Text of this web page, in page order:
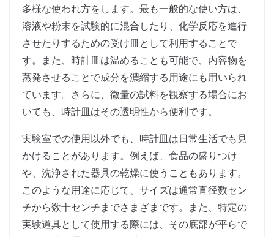
多様な使われ方をします。最も一般的な使い方は、
溶液や粉末を試験的に混合したり、化学反応を進行
させたりするための受け皿として利用することで
す。また、時計皿は温めることも可能で、内容物を
蒸発させることで成分を濃縮する用途にも用いられ
ています。さらに、微量の試料を観察する場合にお
いても、時計皿はその透明性から便利です。
実験室での使用以外でも、時計皿は日常生活でも見
かけることがあります。例えば、食品の盛りつけ
や、洗浄された器具の乾燥に使うこともあります。
このような用途に応じて、サイズは通常直径数セン
チから数十センチまでさまざまです。また、特定の
実験道具として使用する際には、その底部が平らで